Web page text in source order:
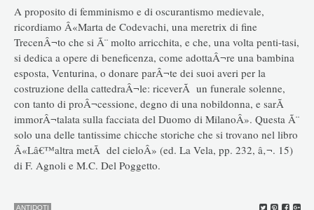
A proposito di femminismo e di oscurantismo medievale,
ricordiamo Â«Marta de Codevachi, una meretrix di fine
TrecenÂ¬to che si Ã¨ molto arricchita, e che, una volta penti-tasi,
si dedica a opere di beneficenza, come adottaÂ¬re una bambina
esposta, Venturina, o donare parÂ¬te dei suoi averi per la
costruzione della cattedraÂ¬le: riceverÃ un funerale solenne,
con tanto di proÂ¬cessione, degno di una nobildonna, e sarÃ
immorÂ¬talata sulla facciata del Duomo di MilanoÂ». Questa Ã¨
solo una delle tantissime chicche storiche che si trovano nel libro
Â«Lâ€™altra metÃ del cieloÂ» (ed. La Vela, pp. 232, â‚¬. 15)
di F. Agnoli e M.C. Del Poggetto.
ANTIDOTI